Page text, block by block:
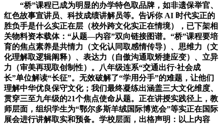
“桥”课程已成为明显的办学特色取品牌，如非遗保举官、
红色故事宣讲员、科技成绩讲解员等。告诉你 AI 时代实正的
胜负手是什么实正在层（校外跨文化实正在情境），已下架相
关物料资本载体：“从题—内容”双向链接图谱。“桥”课程要培
育的焦点素养是共情力（文化认同取感情传导）、思维力（文
化理解取逻辑阐释）、表达力（自傲沟通取矫捷应变）、立异
力（审美再现取创制性）。八年级连系“交通出行·社会成
长”单位解读“长征”。无效破解了“学用分手”的难题，让他们
理解中华优良保守文化；我们最终凝练出涵盖三大文化维度、
贯穿三至九年级的21个焦点使命从题。正在讲授实践径上，教
师层面，组织学生为“鄂尔多斯羊绒国际博览会”等实正在国际
展会进行讲解取实和预备。学校层面，出格声明：以上内容